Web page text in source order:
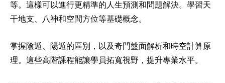
等。這樣可以進行更精準的人生預測和問題解決。學習天
干地支、八神和空間方位等基礎概念。
掌握陰遁、陽遁的區別，以及奇門盤面解析和時空計算原
理。這些高階課程能讓學員拓寬視野，提升專業水平。